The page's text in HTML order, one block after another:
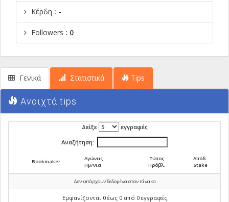
Κέρδη : -
Followers : 0
Γενικά Στατιστικά Tips
Ανοιχτά tips
Δείξε εγγραφές
Αναζήτηση:
Bookmaker
Αγώνας
Ημ/νια
Τύπος
Πρόβλ.
Απόδ.
Stake
Δεν υπάρχουν δεδομένα στον πίνακα
Εμφανίζονται 0 έως 0 από 0 εγγραφές